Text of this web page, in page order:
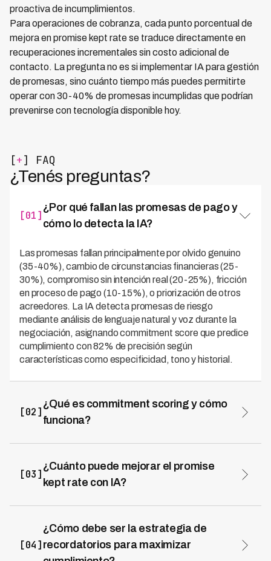
proactiva de incumplimientos.
Para operaciones de cobranza, cada punto porcentual de
mejora en promise kept rate se traduce directamente en
recuperaciones incrementales sin costo adicional de
contacto. La pregunta no es si implementar IA para gestión
de promesas, sino cuánto tiempo más puedes permitirte
operar con 30-40% de promesas incumplidas que podrían
prevenirse con tecnología disponible hoy.
[+] FAQ
¿Tenés preguntas?
[01]
¿Por qué fallan las promesas de pago y
cómo lo detecta la IA?
Las promesas fallan principalmente por olvido genuino
(35-40%), cambio de circunstancias financieras (25-
30%), compromiso sin intención real (20-25%), fricción
en proceso de pago (10-15%), o priorización de otros
acreedores. La IA detecta promesas de riesgo
mediante análisis de lenguaje natural y voz durante la
negociación, asignando commitment score que predice
cumplimiento con 82% de precisión según
características como especificidad, tono y historial.
[02]
¿Qué es commitment scoring y cómo
funciona?
que una promesa se cumpla, asignando score 0-100
analizando lenguaje, tono de voz, dubitación,
especificidad de fecha y fuente de fondos, e historial
incumplimientos 48% al identificar y fortalecer
compromisos dudosos.
[03]
¿Cuánto puede mejorar el promise
kept rate con IA?
de 25-40%. Una fintech argentina con Kleva
incrementó de 63% a 86% en 3 meses, resultando en
623 promesas cumplidas adicionales mensuales y
[04]
¿Cómo debe ser la estrategia de
recordatorios para maximizar